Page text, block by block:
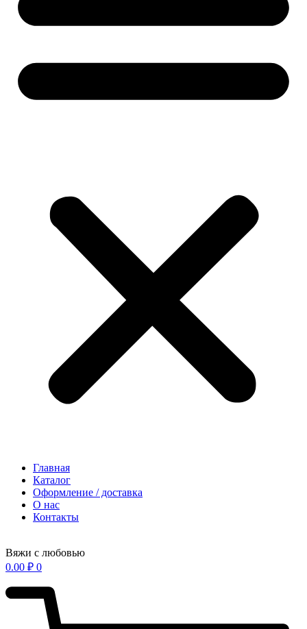
Главная
Каталог
Оформление / доставка
О нас
Контакты
Вяжи с любовью
0.00 ₽ 0